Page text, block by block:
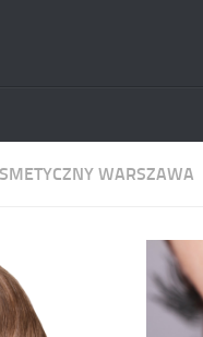
WARSZAWA